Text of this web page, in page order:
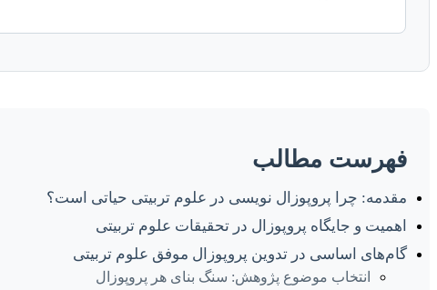
فهرست مطالب
مقدمه: چرا پروپوزال نویسی در علوم تربیتی حیاتی است؟
اهمیت و جایگاه پروپوزال در تحقیقات علوم تربیتی
گام‌های اساسی در تدوین پروپوزال موفق علوم تربیتی
انتخاب موضوع پژوهش: سنگ بنای هر پروپوزال